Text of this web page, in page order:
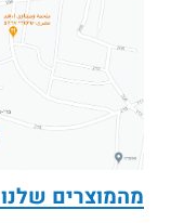
מהמוצרים שלנו